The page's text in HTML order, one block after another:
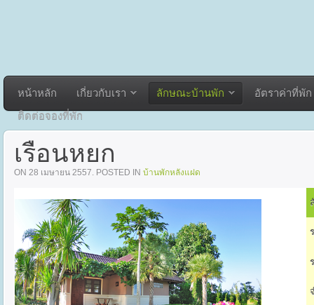
หน้าหลัก เกี่ยวกับเรา ลักษณะบ้านพัก
อัตราค่าที่พัก
ติดต่อจองที่พัก
เรือนหยก
ON 28 เมษายน 2557. POSTED IN บ้านพักหลังแฝด